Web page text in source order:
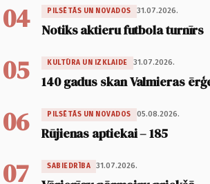
04 PILSĒTĀS UN NOVADOS 31.07.2026.
Notiks aktieru futbola turnīrs
05 KULTŪRA UN IZKLAIDE 31.07.2026.
140 gadus skan Valmieras
06 PILSĒTĀS UN NOVADOS 05.08.2026.
Rūjienas aptiekai – 185
07 SABIEDRĪBA 31.07.2026.